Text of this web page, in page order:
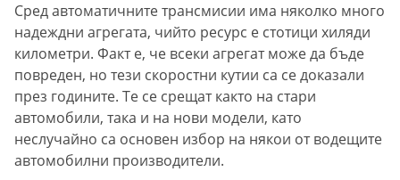
Сред автоматичните трансмисии има няколко много
надеждни агрегата, чийто ресурс е стотици хиляди
километри. Факт е, че всеки агрегат може да бъде
повреден, но тези скоростни кутии са се доказали
през годините. Те се срещат както на стари
автомобили, така и на нови модели, като
неслучайно са основен избор на някои от водещите
автомобилни производители.